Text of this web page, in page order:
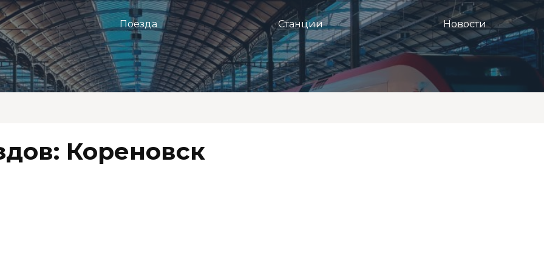
Поезда Станции Новости
Кореновск